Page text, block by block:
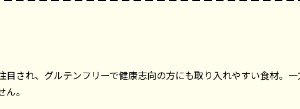
目され、グルテンフリーで健康志向の方にも取り入れやすい食材。
。